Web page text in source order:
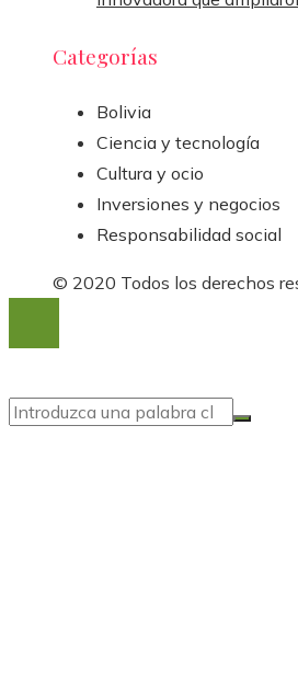
Categorías
Bolivia
Ciencia y tecnología
Cultura y ocio
Inversiones y negocios
Responsabilidad social
© 2020 Todos los derechos